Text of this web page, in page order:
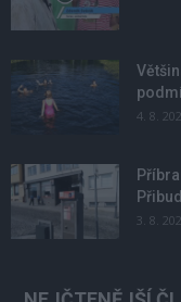
4. 8.
3. 8.